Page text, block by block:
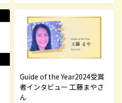
Guide of the Year2024受賞
者インタビュー 工藤まやさ
ん